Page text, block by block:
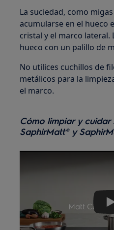
La suciedad, como
acumularse en el hueco
cristal y el marco lateral.
hueco con un palillo de
No utilices cuchillos de
metálicos para la
el marco.
Cómo limpiar y cuidar
SaphirMatt® y